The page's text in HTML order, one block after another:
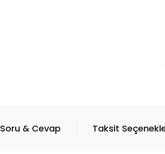
Soru & Cevap Taksit